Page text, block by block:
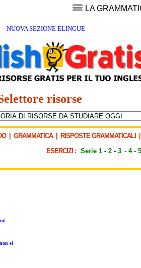
LA
NUOVA SEZIONE ELINGUE
risorse
| GRAMMATICA| RISPOSTE GRAMMATICALI
ESERCIZI : Serie 1 - 2 - 3 - 4- 5
si